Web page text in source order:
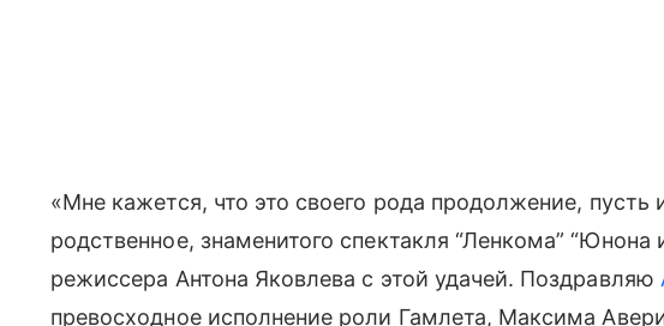
«Мне кажется, что это своего рода продолжение,
родственное, знаменитого спектакля “Ленкома” “Юнона
режиссера Антона Яковлева с этой удачей. Поздравляю
превосходное исполнение роли Гамлета, Максима